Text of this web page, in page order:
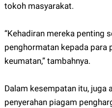
tokoh masyarakat.
“Kehadiran mereka penting
penghormatan kepada para
keumatan,” tambahnya.
Dalam kesempatan itu, juga
penyerahan piagam